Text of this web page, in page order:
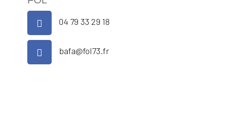
04 79 33 29 18
bafa@fol73.fr